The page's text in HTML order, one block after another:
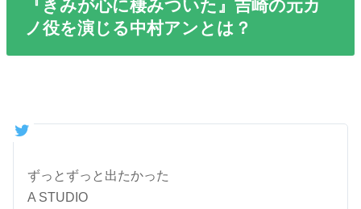
『きみが心に棲みついた』吉崎の元カ
ノ役を演じる中村アンとは？
ずっとずっと出たかった
A STUDIO